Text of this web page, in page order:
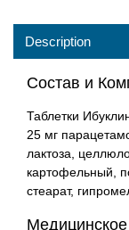
Description
Состав и
Таблетки
25 мг
лактоза,
картофельный,
стеарат,